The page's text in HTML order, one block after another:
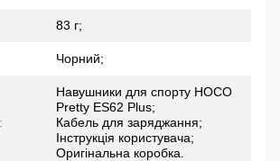
83 г;
Чорний;
Навушники для спорту HOCO
Pretty ES62 Plus;
Кабель для заряджання;
Інструкція користувача;
Оригінальна коробка.